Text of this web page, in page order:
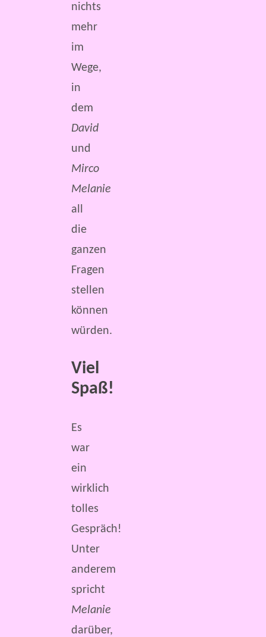
nichts
mehr
im
Wege,
in
dem
David
und
Mirco
Melanie
all
die
ganzen
Fragen
stellen
können
würden.
Viel
Spaß!
Es
war
ein
wirklich
tolles
Gespräch!
Unter
anderem
spricht
Melanie
darüber,